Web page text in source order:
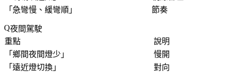
「 急彎慢、緩彎順 」 節奏
夜間駕駛
重點
說明
「 鄉間夜間燈少 」
慢開
「 遠近燈切換 」
對向